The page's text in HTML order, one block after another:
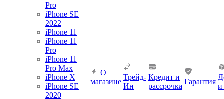
Pro
iPhone SE
2022
iPhone 11
iPhone 11
Pro
iPhone 11
Pro Max
iPhone X
iPhone SE
2020
О
магазине
Трейд-
Ин
Кредит и
рассрочка
Гарантия
и